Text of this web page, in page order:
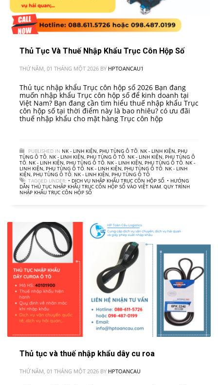
Thủ Tục Và Thuế Nhập Khẩu Trục Côn Hộp Số
THỨ NĂM, 01 THÁNG MỘT 2026 BY HPTOANCAU1
Thủ tục nhập khẩu Trục côn hộp số 2026 Bạn đang
muốn nhập khẩu Trục côn hộp số để kinh doanh tại
Việt Nam? Bạn đang cần tìm hiểu thuế nhập khẩu Trục
côn hộp số tại thời điểm này là bao nhiêu? có ưu đãi
thuế nhập khẩu cho mặt hàng Trục côn hộp
PUBLISHED IN NK - LINH KIỆN, PHỤ TÙNG Ô TÔ, NK - LINH KIỆN, PHỤ
TÙNG Ô TÔ, NK - LINH KIỆN, PHỤ TÙNG Ô TÔ, NK - LINH KIỆN, PHỤ TÙNG Ô
TÔ, NK - LINH KIỆN, PHỤ TÙNG Ô TÔ, NK - LINH KIỆN, PHỤ TÙNG Ô TÔ, NK -
LINH KIỆN, PHỤ TÙNG Ô TÔ, NK - LINH KIỆN, PHỤ TÙNG Ô TÔ, NK - LINH
KIỆN, PHỤ TÙNG Ô TÔ, NK - LINH KIỆN, PHỤ TÙNG Ô TÔ
TAGGED UNDER: • DỊCH VỤ NHẬP KHẨU TRỤC CÔN HỘP SỐ, • HƯỚNG
DẪN THỦ TỤC NHẬP KHẨU TRỤC CÔN HỘP SỐ VÀO VIỆT NAM, QUY TRÌNH
NHẬP KHẨU TRỤC CÔN HỘP SỐ
Thủ tục và thuế nhập khẩu dây cu roa
THỨ NĂM, 01 THÁNG MỘT 2026 BY HPTOANCAU